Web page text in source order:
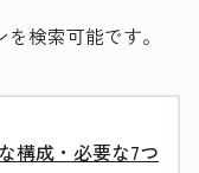
検索可能です。
構成・必要な7つ